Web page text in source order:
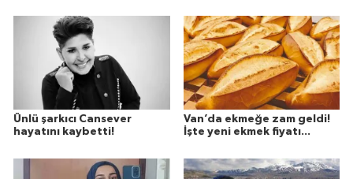
Ünlü şarkıcı Cansever
hayatını kaybetti!
Van’da ekmeğe zam geldi!
İşte yeni ekmek fiyatı...